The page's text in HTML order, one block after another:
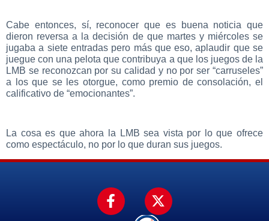
Cabe entonces, sí, reconocer que es buena noticia que
dieron reversa a la decisión de que martes y miércoles se
jugaba a siete entradas pero más que eso, aplaudir que se
juegue con una pelota que contribuya a que los juegos de la
LMB se reconozcan por su calidad y no por ser “carruseles”
a los que se les otorgue, como premio de consolación, el
calificativo de “emocionantes”.
La cosa es que ahora la LMB sea vista por lo que ofrece
como espectáculo, no por lo que duran sus juegos.